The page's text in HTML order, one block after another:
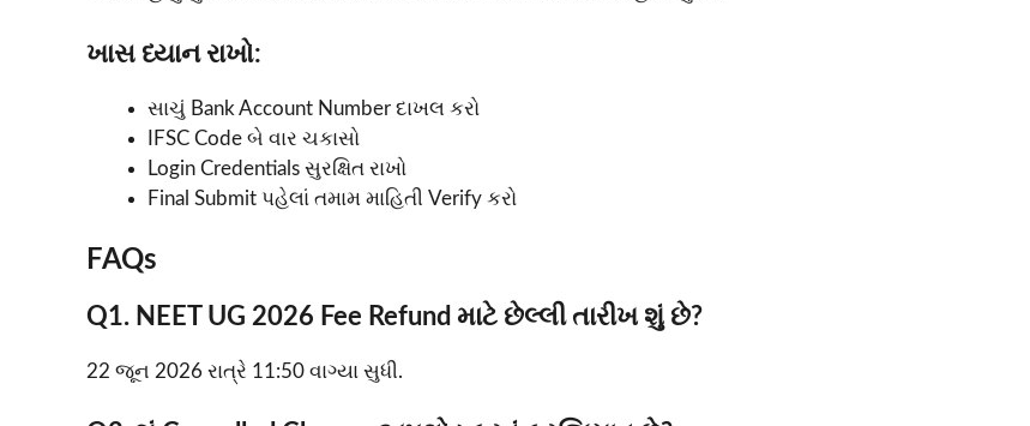
ખાસ ધ્યાન રાખો:
સાચું Bank Account Number દાખલ કરો
IFSC Code બે વાર ચકાસો
Login Credentials સુરક્ષિત રાખો
Final Submit પહેલાં તમામ માહિતી Verify કરો
FAQs
Q1. NEET UG 2026 Fee Refund માટે છેલ્લી તારીખ શું છે?
22 જૂન 2026 રાત્રે 11:50 વાગ્યા સુધી.